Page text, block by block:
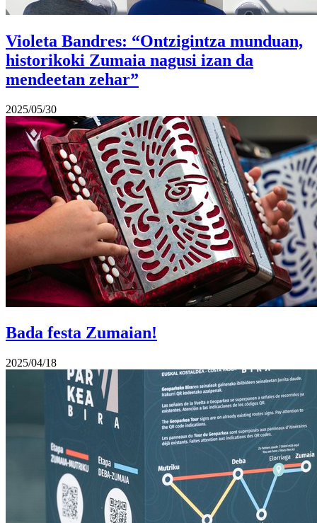
Violeta Bandres: “Ontzigintza munduan,
historikoki Zumaia nagusi izan da
mendeetan zehar”
2025/05/30
Bada festa Zumaian!
2025/04/18